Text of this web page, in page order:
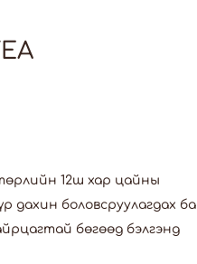
12ш хар цайны
дахин боловсруулагдах ба
бөгөөд бэлгэнд